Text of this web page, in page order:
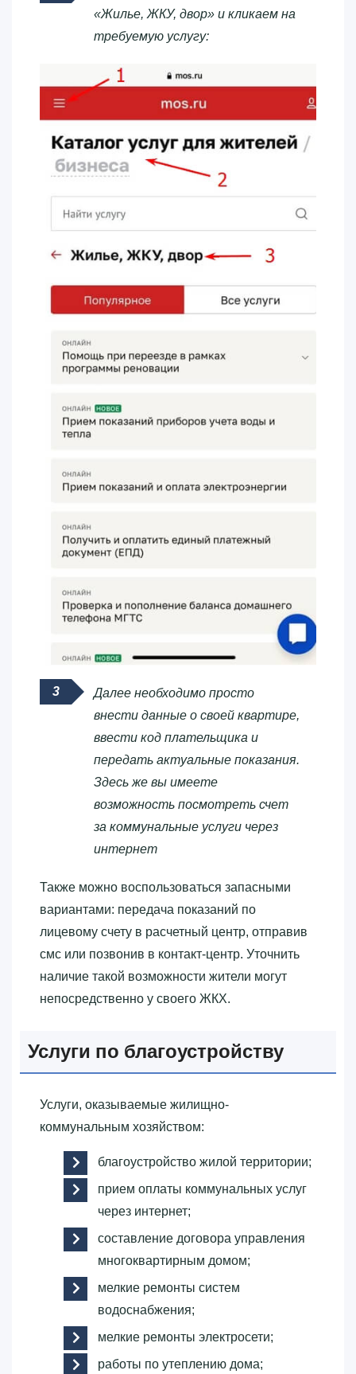
«Жилье, ЖКУ, двор» и кликаем на
требуемую услугу:
Далее необходимо просто
внести данные о своей квартире,
ввести код плательщика и
передать актуальные показания.
Здесь же вы имеете
возможность посмотреть счет
за коммунальные услуги через
интернет
Также можно воспользоваться запасными
вариантами: передача показаний по
лицевому счету в расчетный центр, отправив
смс или позвонив в контакт-центр. Уточнить
наличие такой возможности жители могут
непосредственно у своего ЖКХ.
Услуги по благоустройству
Услуги, оказываемые жилищно-
коммунальным хозяйством:
благоустройство жилой территории;
прием оплаты коммунальных услуг
через интернет;
составление договора управления
многоквартирным домом;
мелкие ремонты систем
водоснабжения;
мелкие ремонты электросети;
работы по утеплению дома;